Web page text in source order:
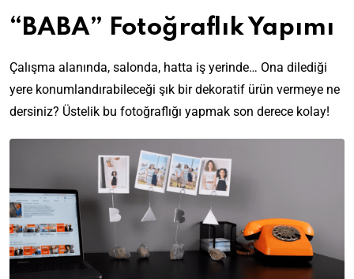
“BABA” Fotoğraflık Yapımı
Çalışma alanında, salonda, hatta iş yerinde… Ona dilediği
yere konumlandırabileceği şık bir dekoratif ürün vermeye ne
dersiniz? Üstelik bu fotoğraflığı yapmak son derece kolay!